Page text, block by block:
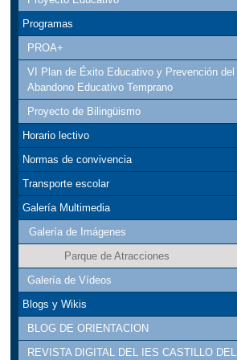
Programas
PROA+
VI Plan de Éxito Educativo y Prevención del
Abandono Educativo Temprano
Proyecto de Bilingüismo
Horario lectivo
Normas de convivencia
Transporte escolar
Galería Multimedia
Galería de Imágenes
Parque de Atracciones
Galería de Vídeos
Blogs y Wikis
BLOG DE ORIENTACION
REVISTA DIGITAL DEL IES CASTILLO DEL